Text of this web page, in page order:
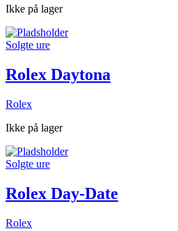
Ikke på lager
Solgte ure
Rolex Daytona
Rolex
Ikke på lager
Solgte ure
Rolex Day-Date
Rolex